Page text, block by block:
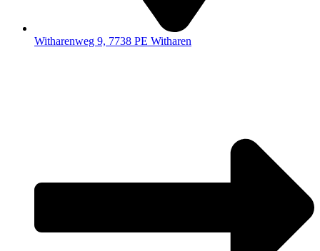
Witharenweg 9, 7738 PE Witharen